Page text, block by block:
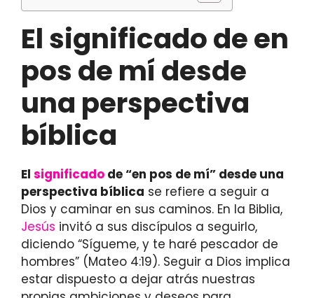
El significado de en
pos de mí desde
una perspectiva
bíblica
El significado de “en pos de mí” desde una
perspectiva bíblica se refiere a seguir a
Dios y caminar en sus caminos. En la Biblia,
Jesús invitó a sus discípulos a seguirlo,
diciendo “Sígueme, y te haré pescador de
hombres” (Mateo 4:19). Seguir a Dios implica
estar dispuesto a dejar atrás nuestras